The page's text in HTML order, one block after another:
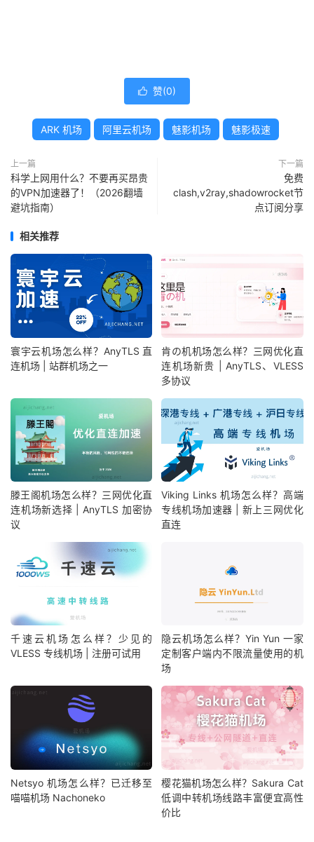
 赞(0)
ARK 机场 阿里云机场 魅影机场 魅影极速
上一篇
科学上网用什么？不要再买昂贵
的VPN加速器了！（2026翻墙
避坑指南）
下一篇
免费
clash,v2ray,shadowrocket节
点订阅分享
相关推荐
寰宇云机场怎么样？AnyTLS 直
连机场 | 站群机场之一
肯の机机场怎么样？三网优化直
连机场新贵 | AnyTLS、VLESS
多协议
滕王阁机场怎么样？三网优化直
连机场新选择 | AnyTLS 加密协
议
Viking Links 机场怎么样？高端
专线机场加速器 | 新上三网优化
直连
千速云机场怎么样？少见的
VLESS 专线机场 | 注册可试用
隐云机场怎么样？Yin Yun 一家
定制客户端内不限流量使用的机
场
Netsyo 机场怎么样？已迁移至
喵喵机场 Nachoneko
樱花猫机场怎么样？Sakura Cat
低调中转机场线路丰富便宜高性
价比